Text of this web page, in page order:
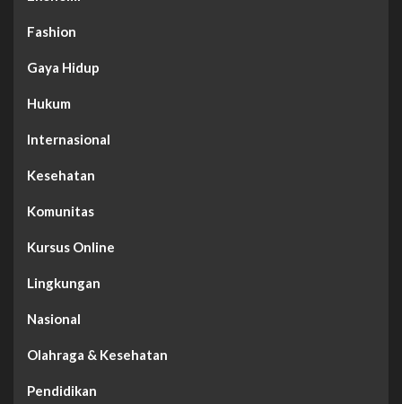
Fashion
Gaya Hidup
Hukum
Internasional
Kesehatan
Komunitas
Kursus Online
Lingkungan
Nasional
Olahraga & Kesehatan
Pendidikan